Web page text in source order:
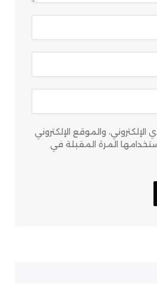
والموقع الإلكتروني
المرة المقبلة في